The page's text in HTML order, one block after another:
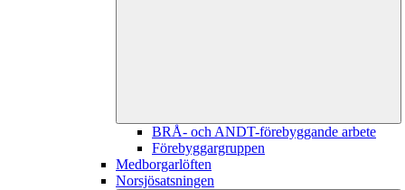
BRÅ- och ANDT-förebyggande arbete
Förebyggargruppen
Medborgarlöften
Norsjösatsningen